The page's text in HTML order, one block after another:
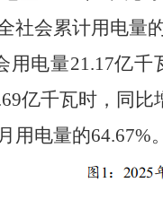
社会累计用电量
用电量21.17亿千
亿千瓦时，同比
月用电量的64.67%。